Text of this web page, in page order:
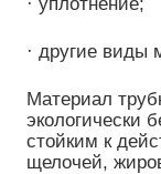
· другие виды
Материал
экологически
стойким к
щелочей,